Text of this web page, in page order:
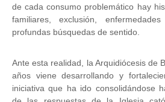
de cada consumo problemático hay
familiares, exclusión,
profundas búsquedas de sentido.
Ante esta realidad, la Arquidiócesis de
años viene desarrollando y
iniciativa que ha ido consolidándose